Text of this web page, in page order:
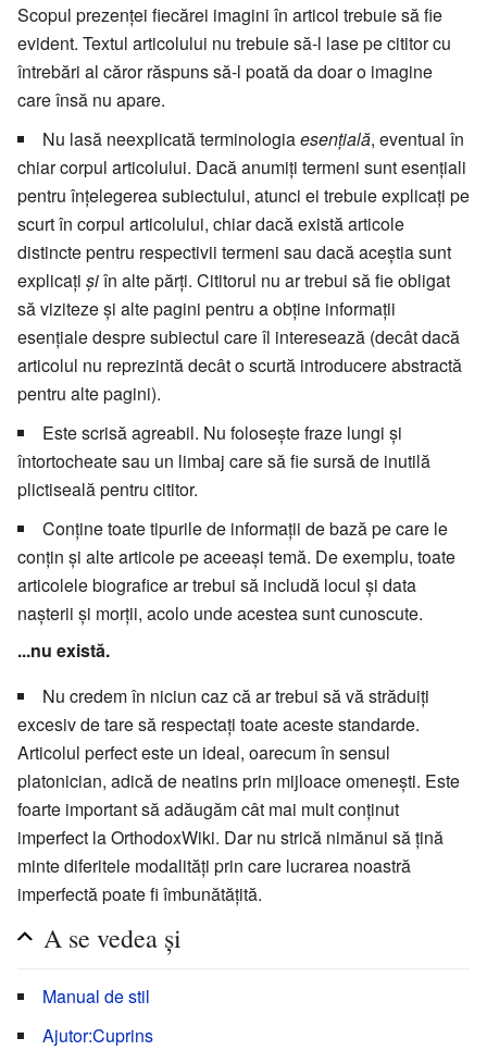
Scopul prezenței fiecărei imagini în articol trebuie să fie
evident. Textul articolului nu trebuie să-l lase pe cititor cu
întrebări al căror răspuns să-l poată da doar o imagine
care însă nu apare.
Nu lasă neexplicată terminologiaesențială, eventual în
chiar corpul articolului. Dacă anumiți termeni sunt esențiali
pentru înțelegerea subiectului, atunci ei trebuie explicați pe
scurt în corpul articolului, chiar dacă există articole
distincte pentru respectivii termeni sau dacă aceștia sunt
explicați șiîn alte părți. Cititorul nu ar trebui să fie obligat
să viziteze și alte pagini pentru a obține informații
esențiale despre subiectul care îl interesează (decât dacă
articolul nu reprezintă decât o scurtă introducere abstractă
pentru alte pagini).
Este scrisă agreabil. Nu folosește fraze lungi și
întortocheate sau un limbaj care să fie sursă de inutilă
plictiseală pentru cititor.
Conține toate tipurile de informații de bază pe care le
conțin și alte articole pe aceeași temă. De exemplu, toate
articolele biografice ar trebui să includă locul și data
nașterii și morții, acolo unde acestea sunt cunoscute.
...nu există.
Nu credem în niciun caz că ar trebui să vă străduiți
excesiv de tare să respectați toate aceste standarde.
Articolul perfect este un ideal, oarecum în sensul
platonician, adică de neatins prin mijloace omenești. Este
foarte important să adăugăm cât mai mult conținut
imperfect la OrthodoxWiki. Dar nu strică nimănui să țină
minte diferitele modalități prin care lucrarea noastră
imperfectă poate fi îmbunătăţită.
A se vedea şi
Manual de stil
Ajutor:Cuprins